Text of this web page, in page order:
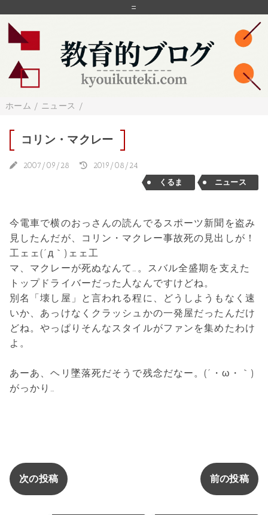
=
ホーム / ニュース /
コリン・マクレー
2007/09/28
2019/08/24
くるま
ニュース
今電車で横のおっさんの読んでるスポーツ新聞を盗み
見したんだが、コリン・マクレー事故死の見出しが！
工ェェ(´д｀)ェェ工
マ、マクレーが死ぬなんて…。スバル全盛期を支えた
トップドライバーだった人なんですけどね。
別名「壊し屋」と言われる程に、どうしようもなく速
いか、あっけなくクラッシュかの一発屋だったんだけ
どね。やっぱりそんなスタイルがファンを集めたわけ
よ。
あーあ、ヘリ墜落死だそうで残念だなー。(´・ω・｀)
がっかり…
次の投稿 前の投稿